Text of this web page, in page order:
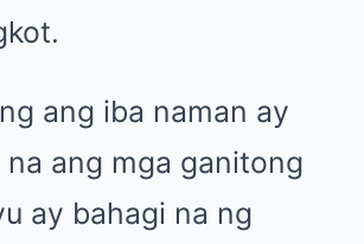
ang iba naman ay
na ang mga ganitong
ay bahagi na ng